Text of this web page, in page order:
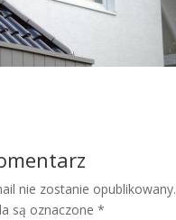
nie zostanie opublikowany.
są oznaczone *